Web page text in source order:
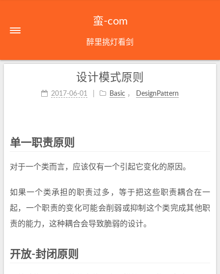
蛮-com
醉里挑灯看剑
设计模式原则
2017-06-01 Basic ， DesignPattern
单一职责原则
对于一个类而言，应该仅有一个引起它变化的原因。
如果一个类承担的职责过多，等于把这些职责耦合在一
起，一个职责的变化可能会削弱或抑制这个类完成其他职
责的能力，这种耦合会导致脆弱的设计。
开放-封闭原则